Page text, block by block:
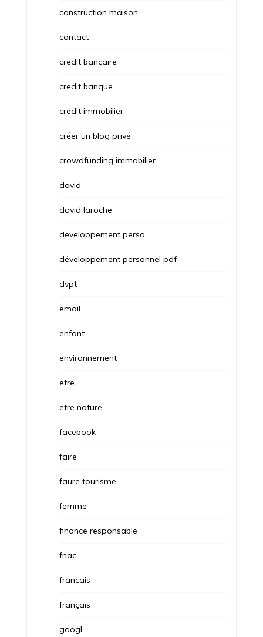
construction maison
contact
credit bancaire
credit banque
credit immobilier
créer un blog privé
crowdfunding immobilier
david
david laroche
developpement perso
développement personnel pdf
dvpt
email
enfant
environnement
etre
etre nature
facebook
faire
faure tourisme
femme
finance responsable
fnac
francais
français
googl